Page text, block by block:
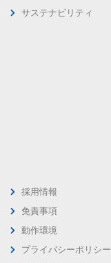
サステナビリティ
採用情報
免責事項
動作環境
プライバシーポリシー